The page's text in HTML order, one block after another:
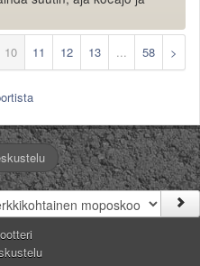
10 11 12 13 ... 58 >